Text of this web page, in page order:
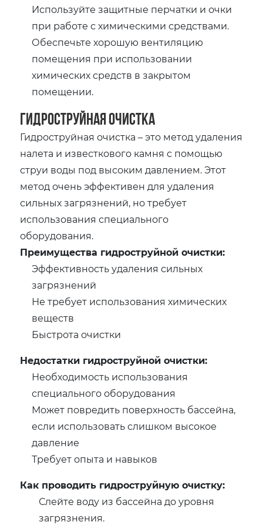
Используйте защитные перчатки и очки
при работе с химическими средствами.
Обеспечьте хорошую вентиляцию
помещения при использовании
химических средств в закрытом
помещении.
Гидроструйная очистка
Гидроструйная очистка – это метод удаления
налета и известкового камня с помощью
струи воды под высоким давлением. Этот
метод очень эффективен для удаления
сильных загрязнений, но требует
использования специального
оборудования.
Преимущества гидроструйной очистки:
Эффективность удаления сильных
загрязнений
Не требует использования химических
веществ
Быстрота очистки
Недостатки гидроструйной очистки:
Необходимость использования
специального оборудования
Может повредить поверхность бассейна,
если использовать слишком высокое
давление
Требует опыта и навыков
Как проводить гидроструйную очистку:
Слейте воду из бассейна до уровня
загрязнения.